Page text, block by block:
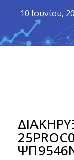
10 Ιουνίου,